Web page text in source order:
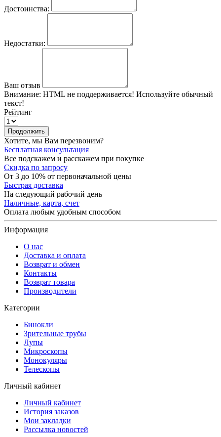
Достоинства:
Недостатки:
Ваш отзыв
Внимание: HTML не поддерживается! Используйте обычный
текст!
Рейтинг
Продолжить
Хотите, мы Вам перезвоним?
Бесплатная консультация
Все подскажем и расскажем при покупке
Скидка по запросу
От 3 до 10% от первоначальной цены
Быстрая доставка
На следующий рабочий день
Наличные, карта, счет
Оплата любым удобным способом
Информация
О нас
Доставка и оплата
Возврат и обмен
Контакты
Возврат товара
Производители
Категории
Бинокли
Зрительные трубы
Лупы
Микроскопы
Монокуляры
Телескопы
Личный кабинет
Личный кабинет
История заказов
Мои закладки
Рассылка новостей